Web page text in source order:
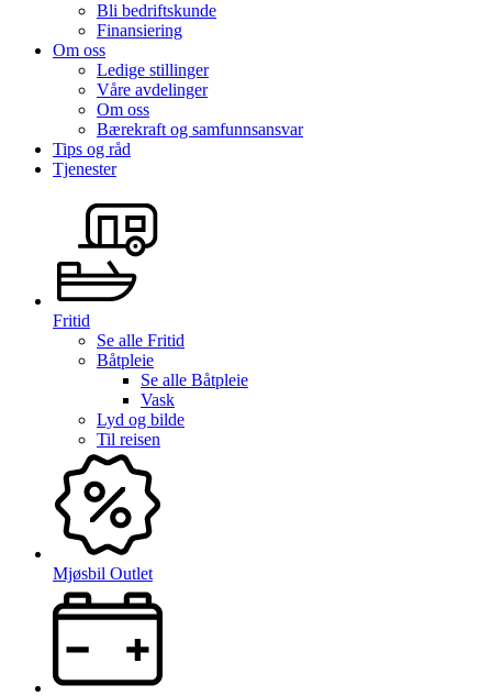
Bli bedriftskunde
Finansiering
Om oss
Ledige stillinger
Våre avdelinger
Om oss
Bærekraft og samfunnsansvar
Tips og råd
Tjenester
Fritid
Se alle Fritid
Båtpleie
Se alle Båtpleie
Vask
Lyd og bilde
Til reisen
Mjøsbil Outlet